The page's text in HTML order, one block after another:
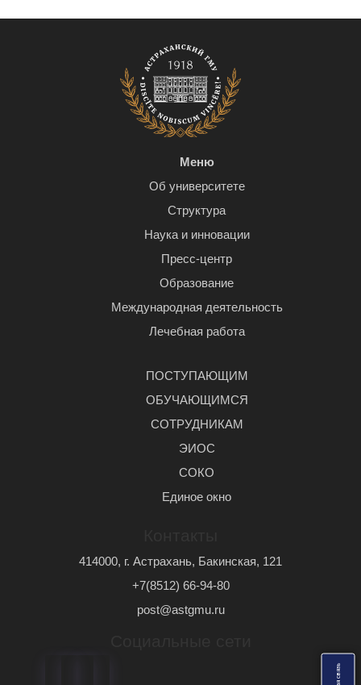
ь
Меню
Об университете
Структура
Наука и инновации
Пресс-центр
Образование
Международная деятельность
Лечебная работа
ПОСТУПАЮЩИМ
ОБУЧАЮЩИМСЯ
СОТРУДНИКАМ
ЭИОС
СОКО
Единое окно
414000, г. Астрахань, Бакинская, 121
+7(8512) 66-94-80
post@astgmu.ru